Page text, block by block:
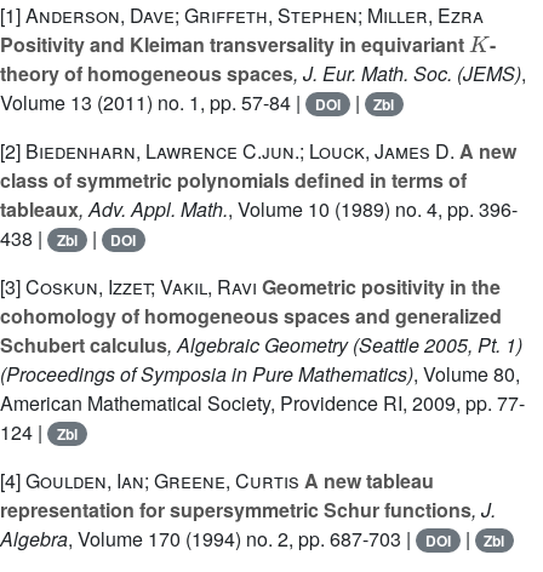
[1]Anderson, Dave; Griffeth, Stephen; Miller, Ezra
Positivity and Kleiman transversality in equivariant
K
-
theory of homogeneous spaces, J. Eur. Math. Soc. (JEMS),
Volume 13 (2011) no. 1, pp. 57-84 | DOI | Zbl
[2] Biedenharn, Lawrence C.jun.; Louck, James D. A new
class of symmetric polynomials defined in terms of
tableaux, Adv. Appl. Math., Volume 10 (1989) no. 4, pp. 396-
438 |
Zbl | DOI
[3]Coskun, Izzet; Vakil, Ravi Geometric positivity in the
cohomology of homogeneous spaces and generalized
Schubert calculus, Algebraic Geometry (Seattle 2005, Pt. 1)
(Proceedings of Symposia in Pure Mathematics), Volume 80,
American Mathematical Society, Providence RI, 2009, pp. 77-
124 |
Zbl
[4]Goulden, Ian; Greene, Curtis A new tableau
representation for supersymmetric Schur functions, J.
Algebra, Volume 170 (1994) no. 2, pp. 687-703 | DOI | Zbl